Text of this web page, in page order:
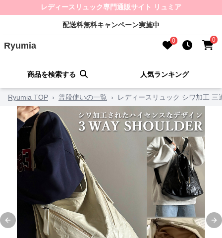
レディースリュック専門通販サイト リュミア
配送料無料キャンペーン実施中
Ryumia 0 0
商品を検索する 人気ランキング
Ryumia TOP › 普段使いの一覧 › レディースリュック シワ加工
Previous slide